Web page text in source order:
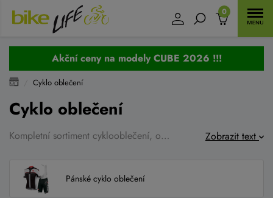
0
Akční ceny na modely CUBE 2026 !!!
Cyklo oblečení
Cyklo oblečení
Kompletní sortiment cyklooblečení, oblečení pro volný čas a doplňky na běžky. Vybírat můžete v jednotlivých kategoriích cyklo dresy, bundy větrovky na kolo, cyklistické kalhoty, doplňky jako čepice, čepice pod přilby, šátky, cyklistické rukavice, návleky na nohy, ruce a kolena, tak i na tretry. Dále zde nakoupíte kvalitní funkční prádlo, dětské dresy a kalhoty a plno dalšího, vše za velmi příznivé ceny. Zobrazit text
Pánské cyklo oblečení